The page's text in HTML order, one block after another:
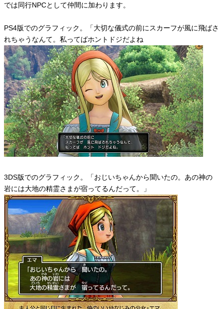
では同行NPCとして仲間に加わります。
PS4版でのグラフィック。「大切な儀式の前にスカーフが風に飛ばさ
れちゃうなんて。私ってばホントドジだよね
3DS版でのグラフィック。「おじいちゃんから聞いたの。あの神の
岩には大地の精霊さまが宿ってるんだって。」